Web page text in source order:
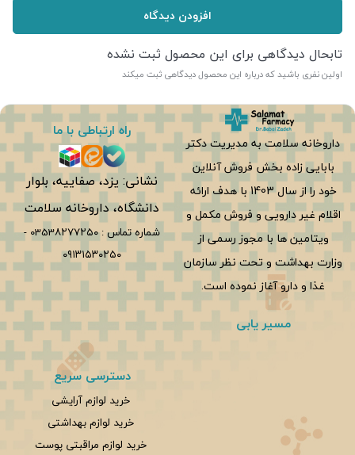
افزودن دیدگاه
تابحال دیدگاهی برای این محصول ثبت نشده
اولین نفری باشید که درباره این محصول دیدگاهی ثبت میکند
داروخانه سلامت به مدیریت دکتر
بابایی زاده بخش فروش آنلاین
خود را از سال 1403 با هدف ارائه
اقلام غیر دارویی و فروش مکمل و
ویتامین ها با مجوز رسمی از
وزارت بهداشت و تحت نظر سازمان
غذا و دارو آغاز نموده است.
راه ارتباطی با ما
نشانی: یزد، صفاییه، بلوار
دانشگاه، داروخانه سلامت
شماره تماس :0353۸۲۷۷۲۵۰ -
۰۹۱۳۱۵۳۰۲۵۰
مسیر یابی
دسترسی سریع
خرید لوازم آرایشی
خرید لوازم بهداشتی
خرید لوازم مراقبتی پوست